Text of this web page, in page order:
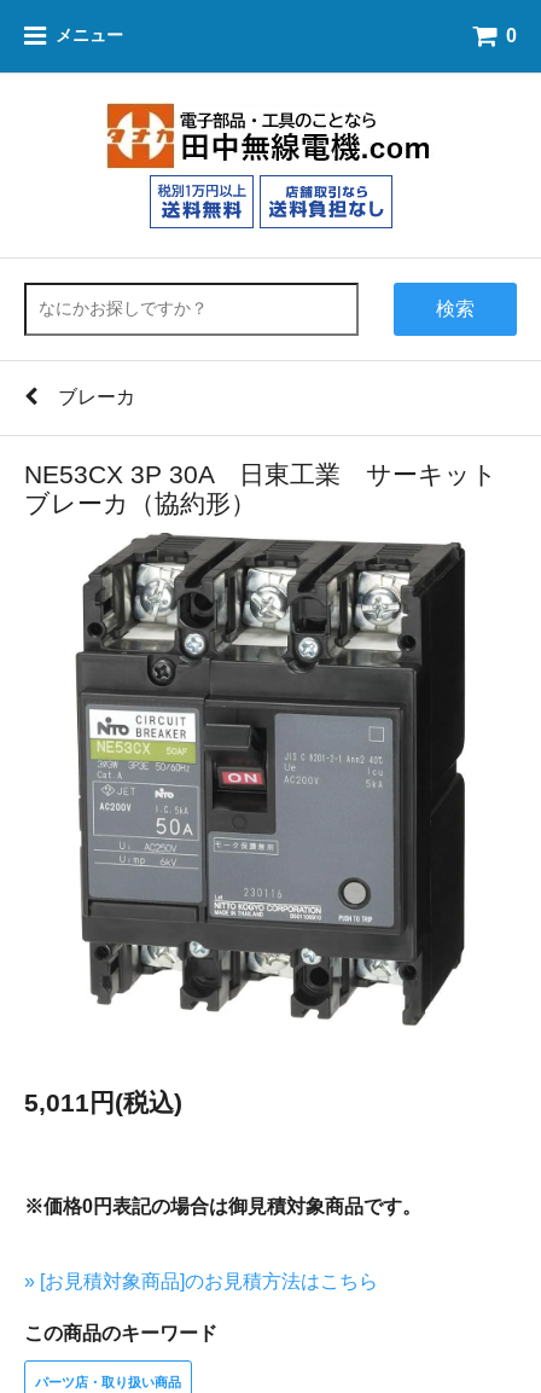
メニュー 0
検索
ブレーカ
NE53CX 3P 30A 日東工業 サーキット
ブレーカ（協約形）
5,011円(税込)
※価格0円表記の場合は御見積対象商品です。
» [お見積対象商品]のお見積方法はこちら
この商品のキーワード
パーツ店・取り扱い商品